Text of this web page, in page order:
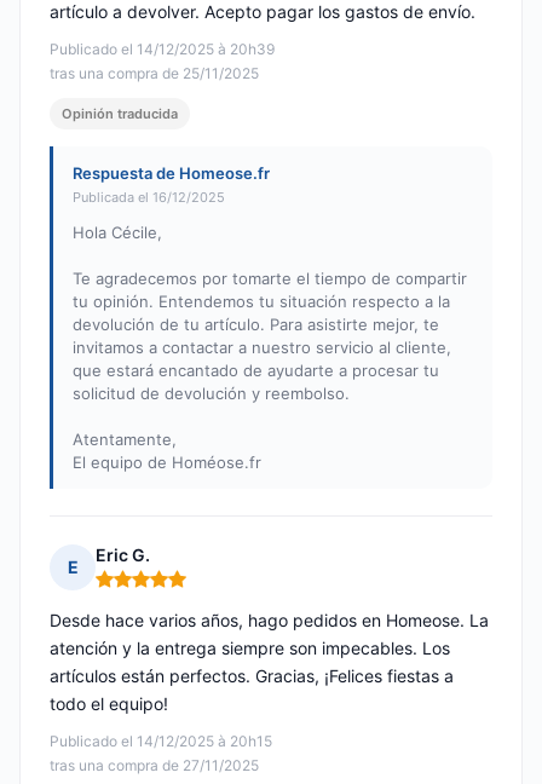
Publicado el 14/12/2025 à 20h39
tras una compra de 25/11/2025
artículo a devolver. Acepto pagar los gastos de envío.
Opinión traducida
Respuesta de Homeose.fr
Publicada el 16/12/2025
Hola Cécile,
Te agradecemos por tomarte el tiempo de compartir
tu opinión. Entendemos tu situación respecto a la
devolución de tu artículo. Para asistirte mejor, te
invitamos a contactar a nuestro servicio al cliente,
que estará encantado de ayudarte a procesar tu
solicitud de devolución y reembolso.
Atentamente,
El equipo de Homéose.fr
E
Eric G.
Nota: 5 de 5
Publicado el 14/12/2025 à 20h15
tras una compra de 27/11/2025
Desde hace varios años, hago pedidos en Homeose. La
atención y la entrega siempre son impecables. Los
artículos están perfectos. Gracias, ¡Felices fiestas a
todo el equipo!